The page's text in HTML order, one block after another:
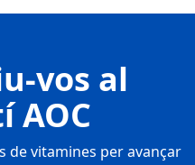
vos al
AOC
de vitamines per avançar